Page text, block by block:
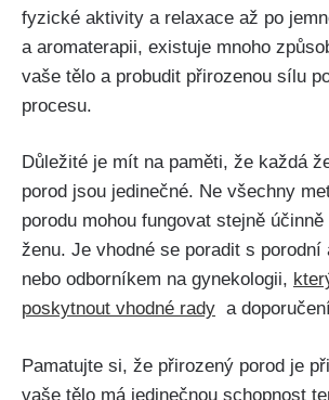
fyzické aktivity a​ relaxace až po
a aromaterapii, existuje mnoho
vaše tělo a probudit​ přirozenou⁣ sílu
procesu.
Důležité je mít na paměti, ​že každá
porod jsou jedinečné. Ne všechny
porodu mohou ⁤fungovat stejně⁣
ženu.‍ Je vhodné se poradit s porodní
nebo odborníkem na gynekologii,
‍poskytnout⁣ vhodné ‍rady
a
Pamatujte si, že přirozený porod je
vaše tělo má jedinečnou schopnost